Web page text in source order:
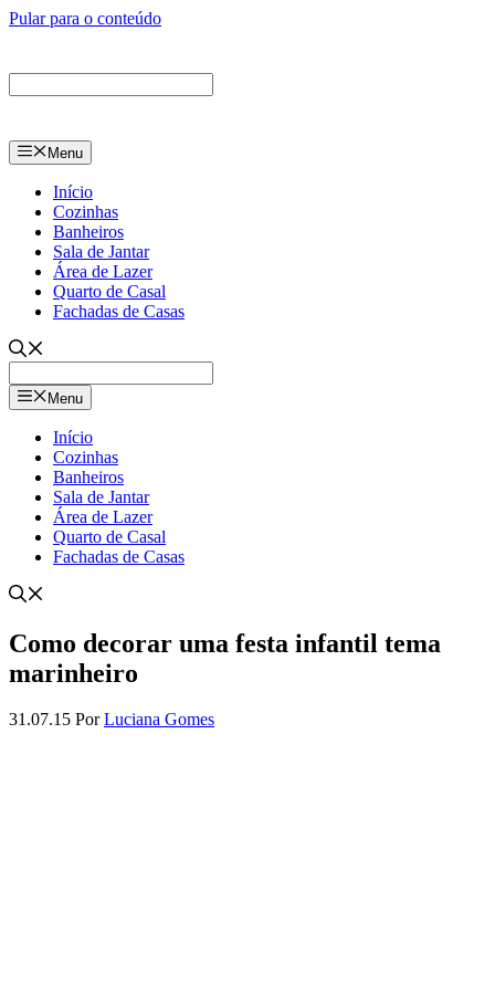
Pular para o conteúdo
Menu
Início
Cozinhas
Banheiros
Sala de Jantar
Área de Lazer
Quarto de Casal
Fachadas de Casas
Menu
Início
Cozinhas
Banheiros
Sala de Jantar
Área de Lazer
Quarto de Casal
Fachadas de Casas
Como decorar uma festa infantil tema
marinheiro
31.07.15 PorLuciana Gomes